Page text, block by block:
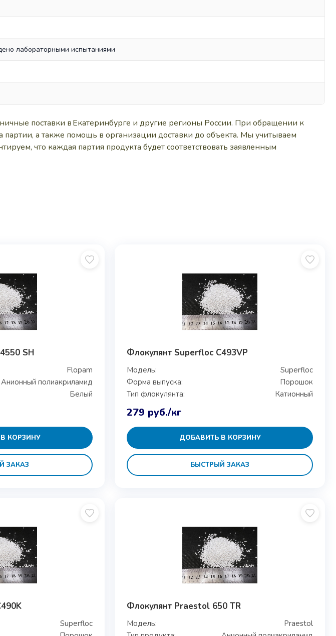
лабораторными испытаниями
поставки в Екатеринбурге и другие регионы России. При обращении к
а также помощь в организации доставки до объекта. Мы учитываем
что каждая партия продукта будет соответствовать заявленным
SH
Flopam
Анионный полиакриламид
Белый
КОРЗИНУ
ЗАКАЗ
Флокулянт Superfloc C493VP
Модель:
Superfloc
Форма выпуска:
Порошок
Тип флокулянта:
Катионный
279 руб./кг
ДОБАВИТЬ В КОРЗИНУ
БЫСТРЫЙ ЗАКАЗ
Superfloc
Флокулянт Praestol 650 TR
Модель:
Praestol